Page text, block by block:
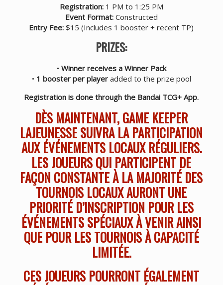
Registration:1 PM to 1:25 PM
Event Format:Constructed
Entry Fee: $15 (Includes 1 booster + recent TP)
PRIZES:
• Winner receives a Winner Pack
• 1 booster per playeradded to the prize pool
Registration is done through the Bandai TCG+ App.
DÈS MAINTENANT, GAME KEEPER
LAJEUNESSE SUIVRA LA PARTICIPATION
AUX ÉVÉNEMENTS LOCAUX RÉGULIERS.
LES JOUEURS QUI PARTICIPENT DE
FAÇON CONSTANTE À LA MAJORITÉ DES
TOURNOIS LOCAUX AURONT UNE
PRIORITÉ D’INSCRIPTION POUR LES
ÉVÉNEMENTS SPÉCIAUX À VENIR AINSI
QUE POUR LES TOURNOIS À CAPACITÉ
LIMITÉE.
CES JOUEURS POURRONT ÉGALEMENT